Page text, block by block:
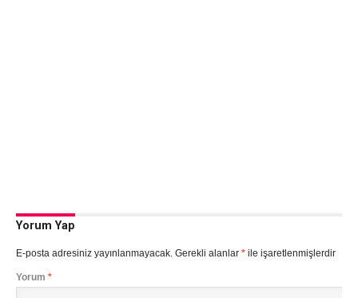
Yorum Yap
E-posta adresiniz yayınlanmayacak. Gerekli alanlar *ile işaretlenmişlerdir
Yorum *